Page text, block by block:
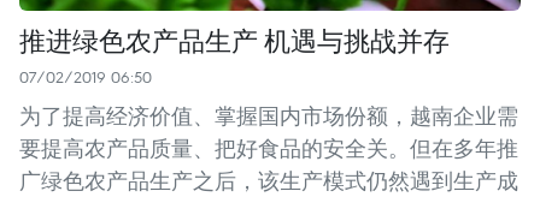
推进绿色农产品生产 机遇与挑战并存
07/02/2019 06:50
为了提高经济价值、掌握国内市场份额，越南企业需
要提高农产品质量、把好食品的安全关。但在多年推
广绿色农产品生产之后，该生产模式仍然遇到生产成